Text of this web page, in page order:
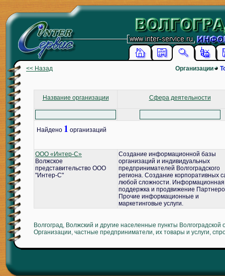
<< Назад Организации
Название организации Сфера деятельности
Найдено 1 организаций
ООО «Интер-С»
Волжское
представительство ООО
"Интер-С"
Создание информационной базы
организаций и индивидуальных
предпринимателей Волгоградского
региона. Создание корпоративных
любой сложности. Информационная
поддержка и продвижение
Прочие информационные и
маркетинговые услуги.
Волгоград, Волжский и другие населенные пункты Волгоградской
Организации, частные предприниматели, их товары и услуги,